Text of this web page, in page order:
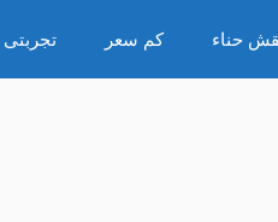
حناء كم سعر تجربتى